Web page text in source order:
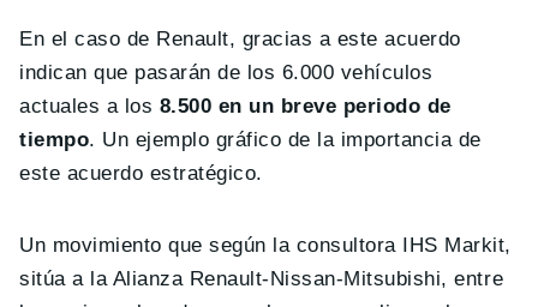
En el caso de Renault, gracias a este acuerdo
indican que pasarán de los 6.000 vehículos
actuales a los 8.500 en un breve periodo de
tiempo. Un ejemplo gráfico de la importancia de
este acuerdo estratégico.
Un movimiento que según la consultora IHS Markit,
sitúa a la Alianza Renault-Nissan-Mitsubishi, entre